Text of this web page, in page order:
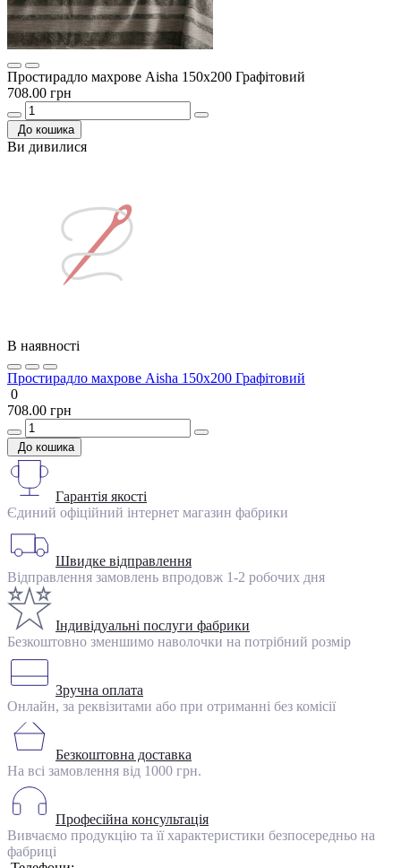
Простирадло махрове Aisha 150х200 Графітовий
708.00 грн
До кошика
Ви дивилися
В наявності
Простирадло махрове Aisha 150х200 Графітовий
0
708.00 грн
До кошика
Гарантія якості
Єдиний офіційний інтернет магазин фабрики
Швидке відправлення
Відправлення замовлень впродовж 1-2 робочих дня
Індивідуальні послуги фабрики
Безкоштовно зменшимо наволочки на потрібний розмір
Зручна оплата
Онлайн, за реквізитами або при отриманні без комісії
Безкоштовна доставка
На всі замовлення від 1000 грн.
Професійна консультація
Вивчаємо продукцію та її характеристики безпосередньо на
фабриці